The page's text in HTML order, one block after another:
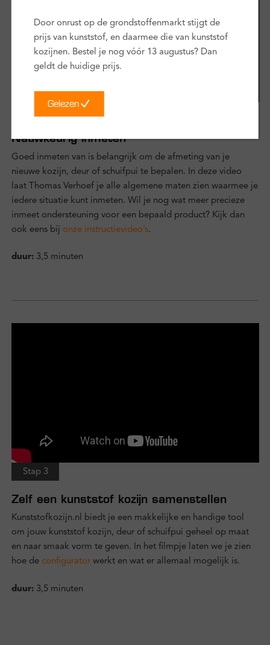
Nauwkeurig inmeten
Goed inmeten van is belangrijk om de afmeting van je
nieuwe kozijn, deur of schuifpui te bepalen. In deze video
laat Thomas Verhoef je alle algemene maten zien waarmee je
iedere situatie kunt inmeten. Wil je nog wat meer precieze
inmeet ondersteuning voor een bepaald product? Kijk dan
ook eens bij onze instructievideo’s.
duur:3,5 minuten
Stap 3
Zelf een kunststof kozijn samenstellen
Kunststofkozijn.nl biedt je een makkelijke en handige tool
om jouw kunststof kozijn, deur of schuifpui geheel op maat
en naar smaak vorm te geven. In het filmpje laten we je zien
hoe de configuratorwerkt en wat er allemaal mogelijk is.
duur:3,5 minuten
Door onrust op de grondstoffenmarkt stijgt de
prijs van kunststof, en daarmee die van kunststof
kozijnen. Bestel je nog vóór 13 augustus? Dan
geldt de huidige prijs.
Gelezen